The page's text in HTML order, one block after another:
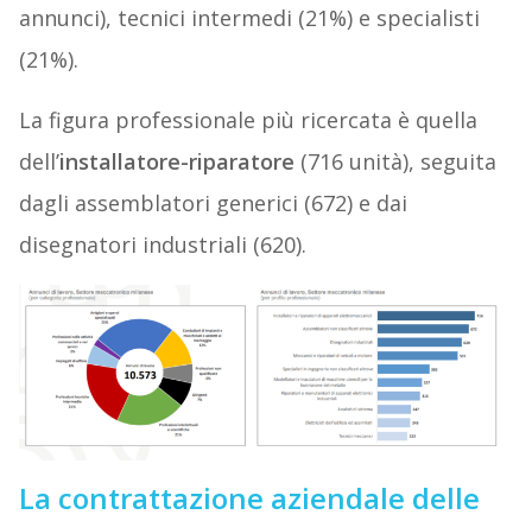
annunci), tecnici intermedi (21%) e specialisti
(21%).
La figura professionale più ricercata è quella
dell’installatore-riparatore (716 unità), seguita
dagli assemblatori generici (672) e dai
disegnatori industriali (620).
La contrattazione aziendale delle